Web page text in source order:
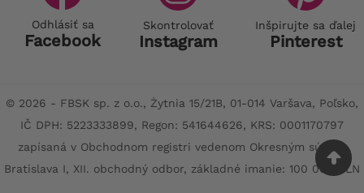
Odhlásiť sa
Facebook
Skontrolovať
Instagram
Inšpirujte sa ďalej
Pinterest
© 2026 - FBSK sp. z o.o., Żytnia 15/21B, 01-014 Varšava, Poľsko,
IČ DPH: 5223333899, Regon: 541644626, KRS: 0001170797
zapísaná v Obchodnom registri vedenom Okresným súdom
Bratislava I, XII. obchodný odbor, základné imanie: 100 000 PLN